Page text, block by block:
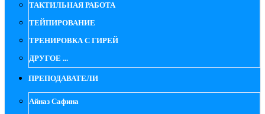
ТАКТИЛЬНАЯ РАБОТА
ТЕЙПИРОВАНИЕ
ТРЕНИРОВКА С ГИРЕЙ
ДРУГОЕ ...
ПРЕПОДАВАТЕЛИ
Айназ Сафина